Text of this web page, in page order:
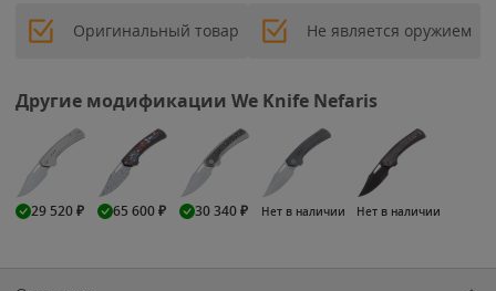
Оригинальный товар Не является оружием
Другие модификации We Knife Nefaris
29 520₽ 65 600₽ 30 340₽ Нет в наличии Нет в наличии